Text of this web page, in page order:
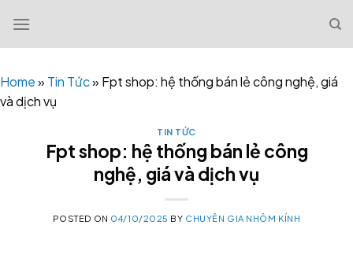
content
Home» Tin Tức» Fpt shop: hệ thống bán lẻ công nghệ, giá
và dịch vụ
TIN TỨC
Fpt shop: hệ thống bán lẻ công
nghệ, giá và dịch vụ
POSTED ON 04/10/2025 BY CHUYÊN GIA NHÔM KÍNH